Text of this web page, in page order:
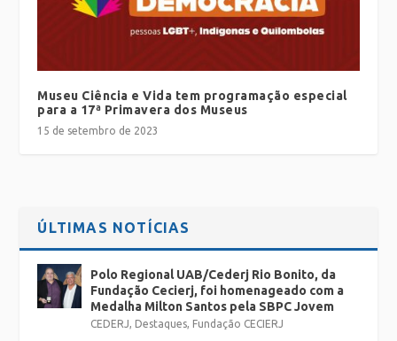
Museu Ciência e Vida tem programação especial
para a 17ª Primavera dos Museus
15 de setembro de 2023
ÚLTIMAS NOTÍCIAS
Polo Regional UAB/Cederj Rio Bonito, da
Fundação Cecierj, foi homenageado com a
Medalha Milton Santos pela SBPC Jovem
CEDERJ, Destaques, Fundação CECIERJ